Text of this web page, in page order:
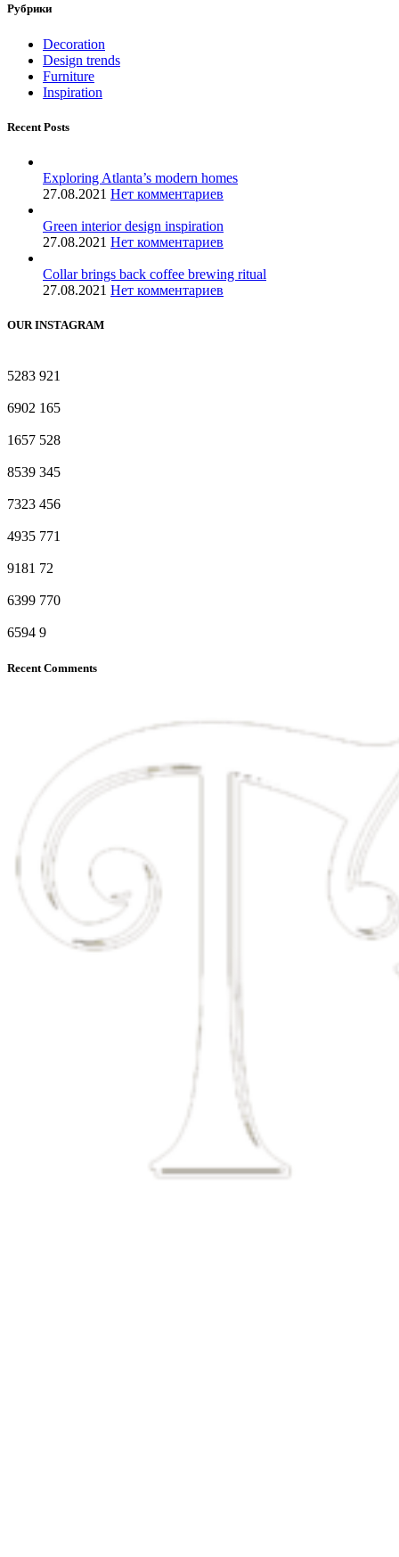
Рубрики
Decoration
Design trends
Furniture
Inspiration
Recent Posts
Exploring Atlanta’s modern homes
27.08.2021 Нет комментариев
Green interior design inspiration
27.08.2021 Нет комментариев
Collar brings back coffee brewing ritual
27.08.2021 Нет комментариев
OUR INSTAGRAM
5283 921
6902 165
1657 528
8539 345
7323 456
4935 771
9181 72
6399 770
6594 9
Recent Comments